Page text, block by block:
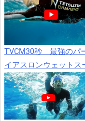
TVCM30秒 最強のパ
イアスロンウェットス